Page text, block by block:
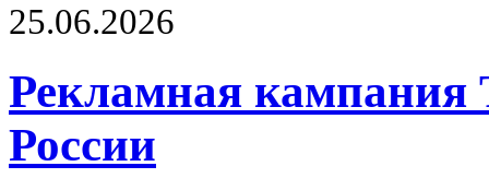
25.06.2026
Рекламная кампания
России